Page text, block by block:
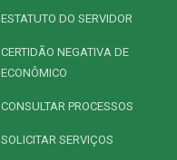
ESTATUTO DO SERVIDOR
CERTIDÃO NEGATIVA DE
ECONÔMICO
CONSULTAR PROCESSOS
SOLICITAR SERVIÇOS